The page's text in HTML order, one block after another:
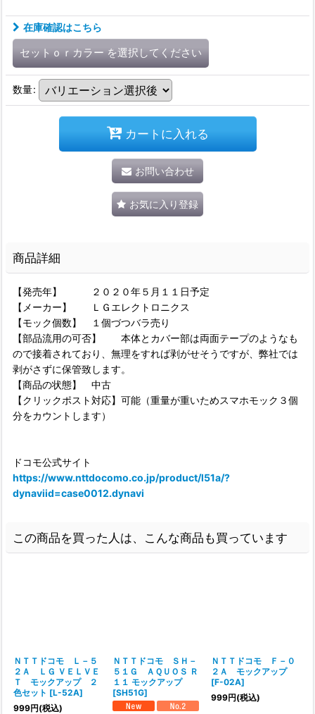
在庫確認はこちら
セットｏｒカラー を選択してください
数量:
カートに入れる
お問い合わせ
お気に入り登録
商品詳細
【発売年】 ２０２０年５月１１日予定
【メーカー】 ＬＧエレクトロニクス
【モック個数】 １個づつバラ売り
【部品流用の可否】 本体とカバー部は両面テープのようなも
ので接着されており、無理をすれば剥がせそうですが、弊社では
剥がさずに保管致します。
【商品の状態】 中古
【クリックポスト対応】可能（重量が重いためスマホモック３個
分をカウントします）
ドコモ公式サイト
https://www.nttdocomo.co.jp/product/l51a/?
dynaviid=case0012.dynavi
この商品を買った人は、こんな商品も買っています
ＮＴＴドコモ Ｌ－５
２Ａ ＬＧ ＶＥＬＶＥ
Ｔ モックアップ ２
色セット [L-52A]
999円(税込)
ＮＴＴドコモ ＳＨ－
５１Ｇ ＡＱＵＯＳ Ｒ
１１ モックアップ
[SH51G]
ＮＴＴドコモ Ｆ－０
２Ａ モックアップ
[F-02A]
999円(税込)